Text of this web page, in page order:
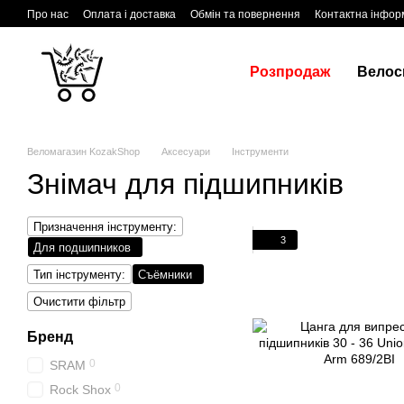
Перейти до основного контенту
Про нас Оплата і доставка Обмін та повернення Контактна
Розпродаж
Веломагазин KozakShop Аксесуари Інструменти
Знімач для підшипників
3
Призначення інструменту:
Для подшипников
Тип інструменту:
Съёмники
Очистити фільтр
Бренд
SRAM 0
Rock Shox 0